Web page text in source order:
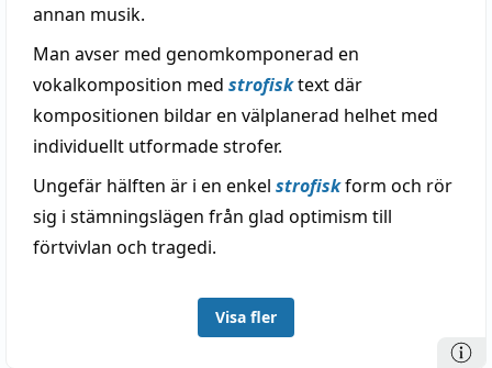
annan musik.
Man avser med genomkomponerad en
vokalkomposition med strofisktext där
kompositionen bildar en välplanerad helhet med
individuellt utformade strofer.
Ungefär hälften är i en enkel strofiskform och rör
sig i stämningslägen från glad optimism till
förtvivlan och tragedi.
Visa fler